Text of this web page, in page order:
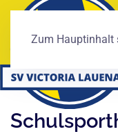
Zum Hauptinhalt